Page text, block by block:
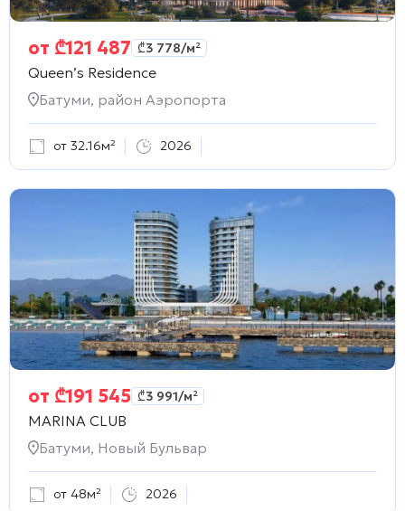
от ₾121 487 ₾3 778/м²
Queen’s Residence
Батуми, район Аэропорта
от 32.16м² 2026
от ₾191 545 ₾3 991/м²
MARINA CLUB
Батуми, Новый Бульвар
от 48м² 2026